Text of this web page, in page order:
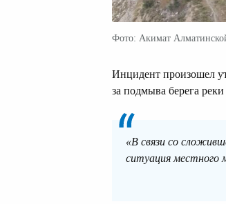
Фото: Акимат
Инцидент произошел
за подмыва берега
«В связи со
ситуация местного